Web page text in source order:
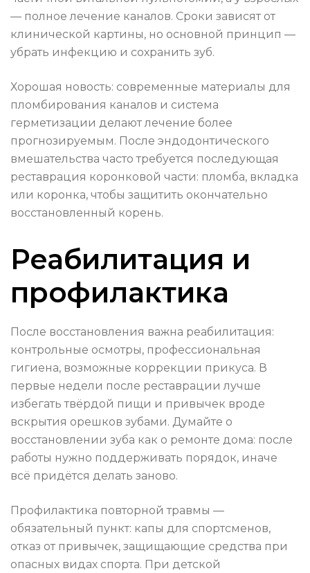
— полное лечение каналов. Сроки зависят от
клинической картины, но основной принцип —
убрать инфекцию и сохранить зуб.
Хорошая новость: современные материалы для
пломбирования каналов и система
герметизации делают лечение более
прогнозируемым. После эндодонтического
вмешательства часто требуется последующая
реставрация коронковой части: пломба, вкладка
или коронка, чтобы защитить окончательно
восстановленный корень.
Реабилитация и
профилактика
После восстановления важна реабилитация:
контрольные осмотры, профессиональная
гигиена, возможные коррекции прикуса. В
первые недели после реставрации лучше
избегать твёрдой пищи и привычек вроде
вскрытия орешков зубами. Думайте о
восстановлении зуба как о ремонте дома: после
работы нужно поддерживать порядок, иначе
всё придётся делать заново.
Профилактика повторной травмы —
обязательный пункт: капы для спортсменов,
отказ от привычек, защищающие средства при
опасных видах спорта. При детской